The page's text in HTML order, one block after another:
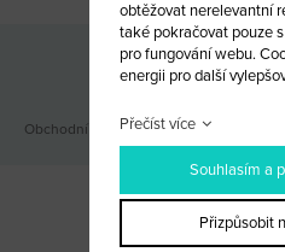
Odběr novinek
Obchodní podmínky| Webové stránky
obtěžovat nerelevantní
také pokračovat pouze
pro fungování webu.
energii pro další
Přečíst více
Souhlasím a
Přizpůsobit